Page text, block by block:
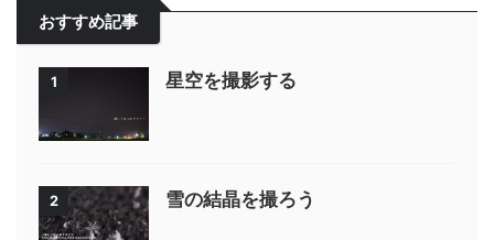
おすすめ記事
1 星空を撮影する
2 雪の結晶を撮ろう